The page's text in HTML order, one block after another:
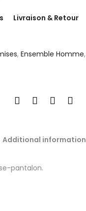
Livraison & Retour
, Ensemble Homme,
Additional information
pantalon.